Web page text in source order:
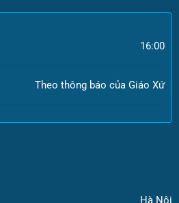
16:00
Theo thông báo của Giáo Xứ
Hà Nội